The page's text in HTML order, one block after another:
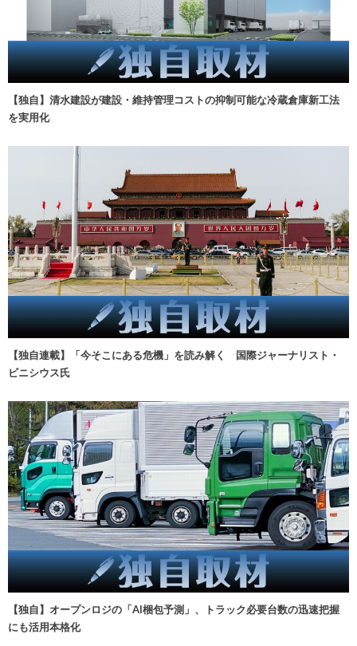
【独自】清水建設が建設・維持管理コストの抑制可能な冷蔵倉庫新工法
を実用化
【独自連載】「今そこにある危機」を読み解く 国際ジャーナリスト・
ビニシウス氏
【独自】オープンロジの「AI梱包予測」、トラック必要台数の迅速把握
にも活用本格化